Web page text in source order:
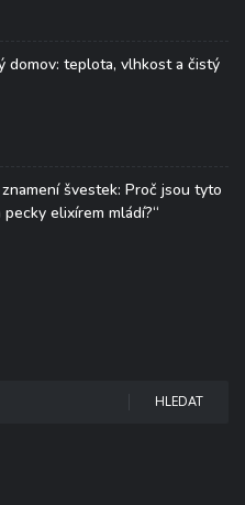
domov: teplota, vlhkost a čistý
švestek: Proč jsou tyto
elixírem mládí?“
HLEDAT